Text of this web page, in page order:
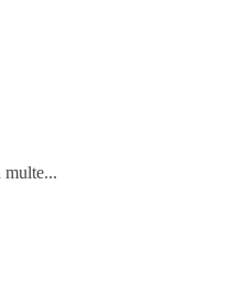
multe...